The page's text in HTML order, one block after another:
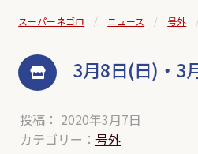
スーパーネゴロ ニュース 号外
3月8日(日)・3
投稿： 2020年3月7日
カテゴリー： 号外